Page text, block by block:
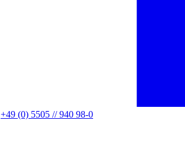
+49 (0) 5505 // 940 98-0